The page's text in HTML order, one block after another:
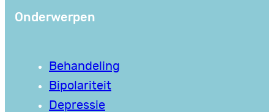
Onderwerpen
Behandeling
Bipolariteit
Depressie